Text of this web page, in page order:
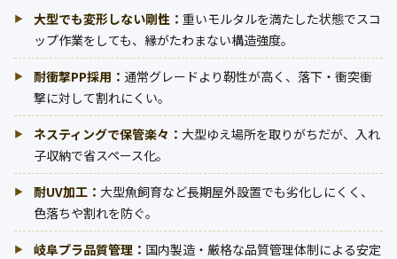
大型でも変形しない剛性： 重いモルタルを満たした状態でスコ
ップ作業をしても、縁がたわまない構造強度。
耐衝撃PP採用： 通常グレードより靭性が高く、落下・衝突衝
撃に対して割れにくい。
ネスティングで保管楽々： 大型ゆえ場所を取りがちだが、入れ
子収納で省スペース化。
耐UV加工： 大型魚飼育など長期屋外設置でも劣化しにくく、
色落ちや割れを防ぐ。
岐阜プラ品質管理： 国内製造・厳格な品質管理体制による安定